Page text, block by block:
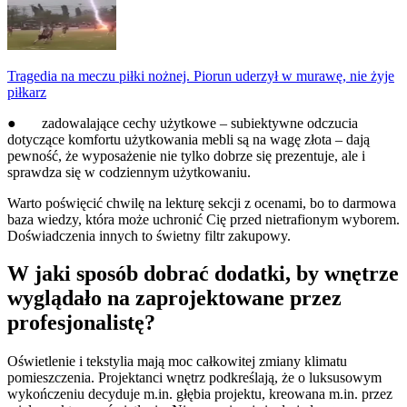
Tragedia na meczu piłki nożnej. Piorun uderzył w murawę, nie żyje
piłkarz
● zadowalające cechy użytkowe – subiektywne odczucia
dotyczące komfortu użytkowania mebli są na wagę złota – dają
pewność, że wyposażenie nie tylko dobrze się prezentuje, ale i
sprawdza się w codziennym użytkowaniu.
Warto poświęcić chwilę na lekturę sekcji z ocenami, bo to darmowa
baza wiedzy, która może uchronić Cię przed nietrafionym wyborem.
Doświadczenia innych to świetny filtr zakupowy.
W jaki sposób dobrać dodatki, by wnętrze
wyglądało na zaprojektowane przez
profesjonalistę?
Oświetlenie i tekstylia mają moc całkowitej zmiany klimatu
pomieszczenia. Projektanci wnętrz podkreślają, że o luksusowym
wykończeniu decyduje m.in. głębia projektu, kreowana m.in. przez